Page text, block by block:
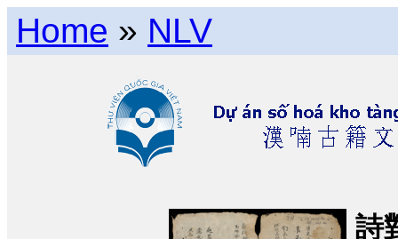
Home » NLV
詩